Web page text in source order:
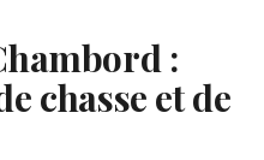
:
chasse et de